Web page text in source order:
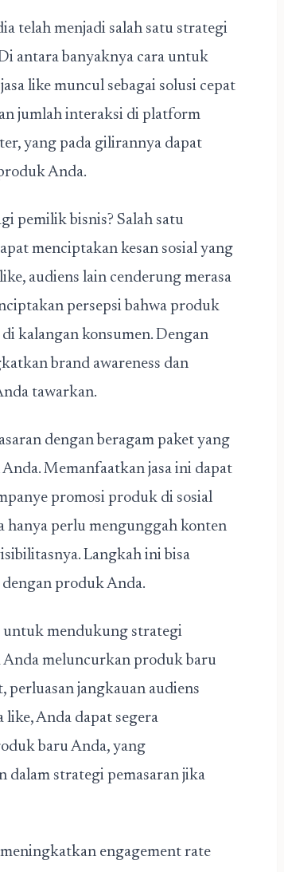
telah menjadi salah satu strategi
antara banyaknya cara untuk
like muncul sebagai solusi cepat
jumlah interaksi di platform
yang pada gilirannya dapat
Anda.
pemilik bisnis? Salah satu
menciptakan kesan sosial yang
audiens lain cenderung merasa
persepsi bahwa produk
kalangan konsumen. Dengan
brand awareness dan
tawarkan.
dengan beragam paket yang
Memanfaatkan jasa ini dapat
promosi produk di sosial
hanya perlu mengunggah konten
Langkah ini bisa
produk Anda.
untuk mendukung strategi
meluncurkan produk baru
perluasan jangkauan audiens
like, Anda dapat segera
baru Anda, yang
dalam strategi pemasaran jika
engagement rate